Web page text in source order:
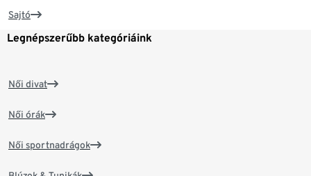
Sajtó
Legnépszerűbb kategóriáink
Női divat
Női órák
Női sportnadrágok